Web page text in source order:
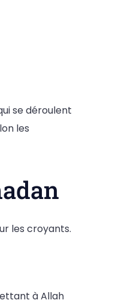
se déroulent
les
les croyants.
à Allah